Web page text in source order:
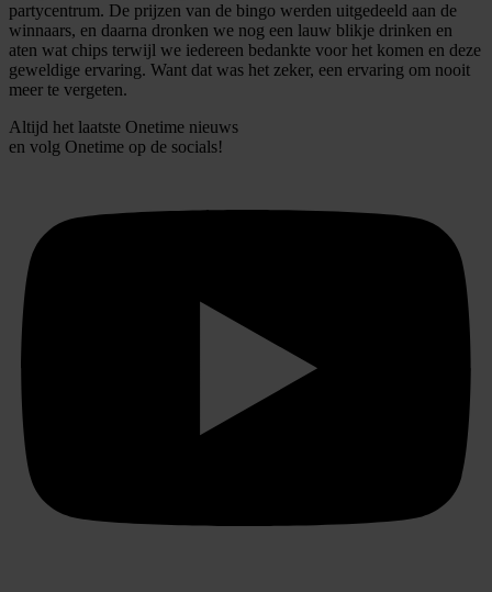
partycentrum. De prijzen van de bingo werden uitgedeeld aan de
winnaars, en daarna dronken we nog een lauw blikje drinken en
aten wat chips terwijl we iedereen bedankte voor het komen en deze
geweldige ervaring. Want dat was het zeker, een ervaring om nooit
meer te vergeten.
Altijd het laatste Onetime nieuws
en volg Onetime op de socials!